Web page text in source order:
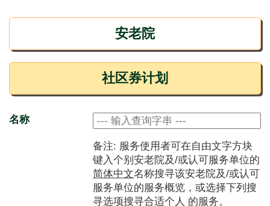
安老院
社区券计划
名称
备注: 服务使用者可在自由文字方块
键入个别安老院及/或认可服务单位的
简体中文名称搜寻该安老院及/或认可
服务单位的服务概览，或选择下列搜
寻选项搜寻合适个人 的服务。